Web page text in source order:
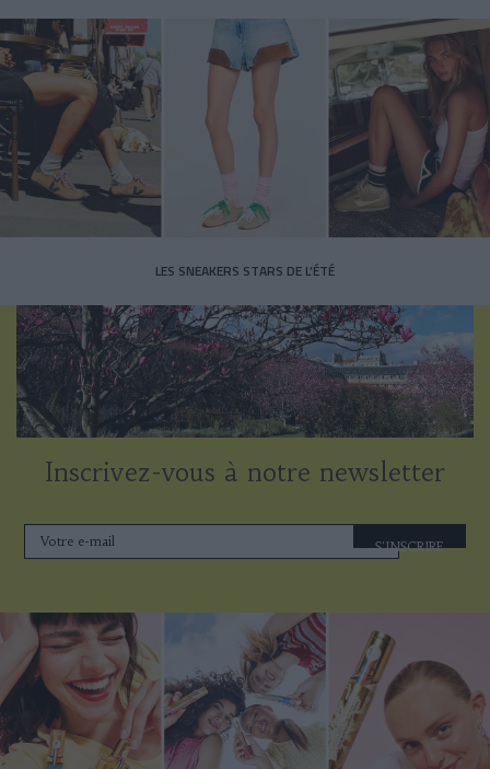
LES SNEAKERS STARS DE L’ÉTÉ
Inscrivez-vous à notre newsletter
S'INSCRIRE